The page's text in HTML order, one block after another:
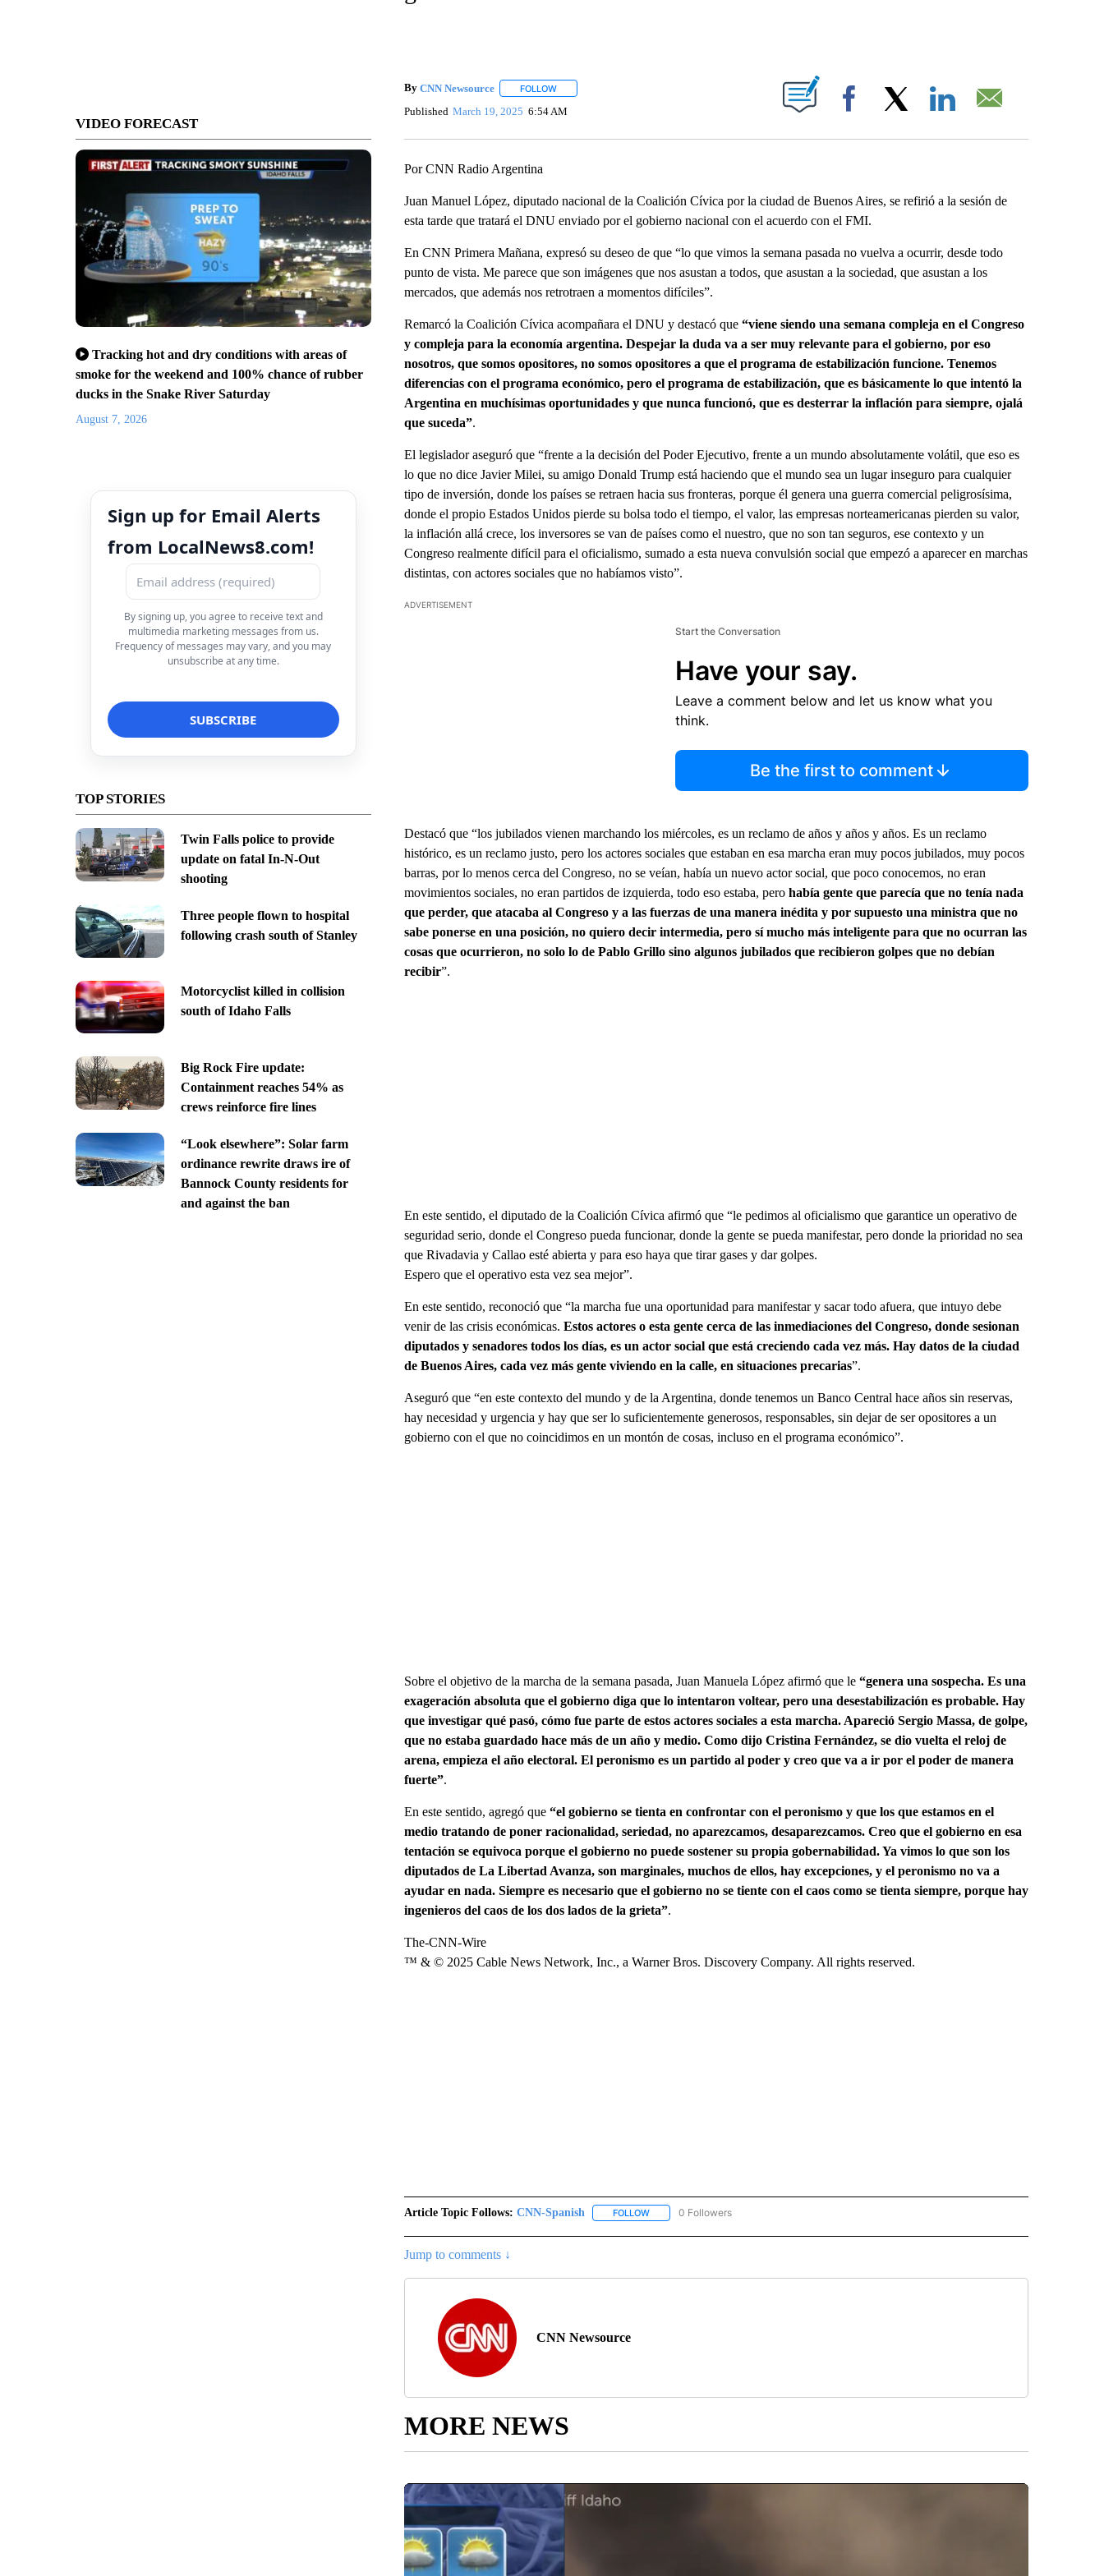
VIDEO FORECAST
Tracking hot and dry conditions with areas of
smoke for the weekend and 100% chance of rubber
ducks in the Snake River Saturday
August 7, 2026
Sign up for Email Alerts
from LocalNews8.com!
By signing up, you agree to receive text and
multimedia marketing messages from us.
Frequency of messages may vary, and you may
unsubscribe at any time.
TOP STORIES
Twin Falls police to provide
update on fatal In-N-Out
shooting
Three people flown to hospital
following crash south of Stanley
Motorcyclist killed in collision
south of Idaho Falls
Big Rock Fire update:
Containment reaches 54% as
crews reinforce fire lines
“Look elsewhere”: Solar farm
ordinance rewrite draws ire of
Bannock County residents for
and against the ban
By CNN Newsource FOLLOWFOLLOW "" TO RECEIVE NOTIFICATIONS ABOUT NEW PAGES ON "".
Published March 19, 2025 6:54 AM Facebook
Por CNN Radio Argentina
Juan Manuel López, diputado nacional de la Coalición Cívica por la ciudad de Buenos Aires, se refirió a la sesión de
esta tarde que tratará el DNU enviado por el gobierno nacional con el acuerdo con el FMI.
En CNN Primera Mañana, expresó su deseo de que “lo que vimos la semana pasada no vuelva a ocurrir, desde todo
punto de vista. Me parece que son imágenes que nos asustan a todos, que asustan a la sociedad, que asustan a los
mercados, que además nos retrotraen a momentos difíciles”.
Remarcó la Coalición Cívica acompañara el DNU y destacó que “viene siendo una semana compleja en el Congreso
y compleja para la economía argentina. Despejar la duda va a ser muy relevante para el gobierno, por eso
nosotros, que somos opositores, no somos opositores a que el programa de estabilización funcione. Tenemos
diferencias con el programa económico, pero el programa de estabilización, que es básicamente lo que intentó la
Argentina en muchísimas oportunidades y que nunca funcionó, que es desterrar la inflación para siempre, ojalá
que suceda”.
El legislador aseguró que “frente a la decisión del Poder Ejecutivo, frente a un mundo absolutamente volátil, que eso es
lo que no dice Javier Milei, su amigo Donald Trump está haciendo que el mundo sea un lugar inseguro para cualquier
tipo de inversión, donde los países se retraen hacia sus fronteras, porque él genera una guerra comercial peligrosísima,
donde el propio Estados Unidos pierde su bolsa todo el tiempo, el valor, las empresas norteamericanas pierden su valor,
la inflación allá crece, los inversores se van de países como el nuestro, que no son tan seguros, ese contexto y un
Congreso realmente difícil para el oficialismo, sumado a esta nueva convulsión social que empezó a aparecer en marchas
distintas, con actores sociales que no habíamos visto”.
ADVERTISEMENT
Start the Conversation
Have your say.
Leave a comment below and let us know what you
think.
Be the first to comment
Destacó que “los jubilados vienen marchando los miércoles, es un reclamo de años y años y años. Es un reclamo
histórico, es un reclamo justo, pero los actores sociales que estaban en esa marcha eran muy pocos jubilados, muy pocos
barras, por lo menos cerca del Congreso, no se veían, había un nuevo actor social, que poco conocemos, no eran
movimientos sociales, no eran partidos de izquierda, todo eso estaba, pero había gente que parecía que no tenía nada
que perder, que atacaba al Congreso y a las fuerzas de una manera inédita y por supuesto una ministra que no
sabe ponerse en una posición, no quiero decir intermedia, pero sí mucho más inteligente para que no ocurran las
cosas que ocurrieron, no solo lo de Pablo Grillo sino algunos jubilados que recibieron golpes que no debían
recibir”.
En este sentido, el diputado de la Coalición Cívica afirmó que “le pedimos al oficialismo que garantice un operativo de
seguridad serio, donde el Congreso pueda funcionar, donde la gente se pueda manifestar, pero donde la prioridad no sea
que Rivadavia y Callao esté abierta y para eso haya que tirar gases y dar golpes.
Espero que el operativo esta vez sea mejor”.
En este sentido, reconoció que “la marcha fue una oportunidad para manifestar y sacar todo afuera, que intuyo debe
venir de las crisis económicas. Estos actores o esta gente cerca de las inmediaciones del Congreso, donde sesionan
diputados y senadores todos los días, es un actor social que está creciendo cada vez más. Hay datos de la ciudad
de Buenos Aires, cada vez más gente viviendo en la calle, en situaciones precarias”.
Aseguró que “en este contexto del mundo y de la Argentina, donde tenemos un Banco Central hace años sin reservas,
hay necesidad y urgencia y hay que ser lo suficientemente generosos, responsables, sin dejar de ser opositores a un
gobierno con el que no coincidimos en un montón de cosas, incluso en el programa económico”.
Sobre el objetivo de la marcha de la semana pasada, Juan Manuela López afirmó que le “genera una sospecha. Es una
exageración absoluta que el gobierno diga que lo intentaron voltear, pero una desestabilización es probable. Hay
que investigar qué pasó, cómo fue parte de estos actores sociales a esta marcha. Apareció Sergio Massa, de golpe,
que no estaba guardado hace más de un año y medio. Como dijo Cristina Fernández, se dio vuelta el reloj de
arena, empieza el año electoral. El peronismo es un partido al poder y creo que va a ir por el poder de manera
fuerte”.
En este sentido, agregó que “el gobierno se tienta en confrontar con el peronismo y que los que estamos en el
medio tratando de poner racionalidad, seriedad, no aparezcamos, desaparezcamos. Creo que el gobierno en esa
tentación se equivoca porque el gobierno no puede sostener su propia gobernabilidad. Ya vimos lo que son los
diputados de La Libertad Avanza, son marginales, muchos de ellos, hay excepciones, y el peronismo no va a
ayudar en nada. Siempre es necesario que el gobierno no se tiente con el caos como se tienta siempre, porque hay
ingenieros del caos de los dos lados de la grieta”.
The-CNN-Wire
™ & © 2025 Cable News Network, Inc., a Warner Bros. Discovery Company. All rights reserved.
Article Topic Follows: CNN-Spanish FOLLOWFOLLOW "CNN-SPANISH" TO RECEIVE NOTIFICATIONS ABOUT NEW PAGES ON "CNN-SPANISH".
0 Followers
Jump to comments ↓
CNN Newsource
MORE NEWS